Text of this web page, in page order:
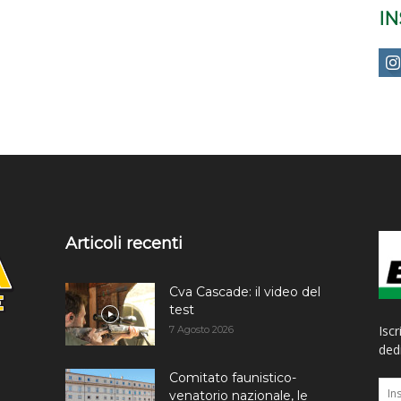
Articoli recenti
Cva Cascade: il video del
test
7 Agosto 2026
Comitato faunistico-
venatorio nazionale, le